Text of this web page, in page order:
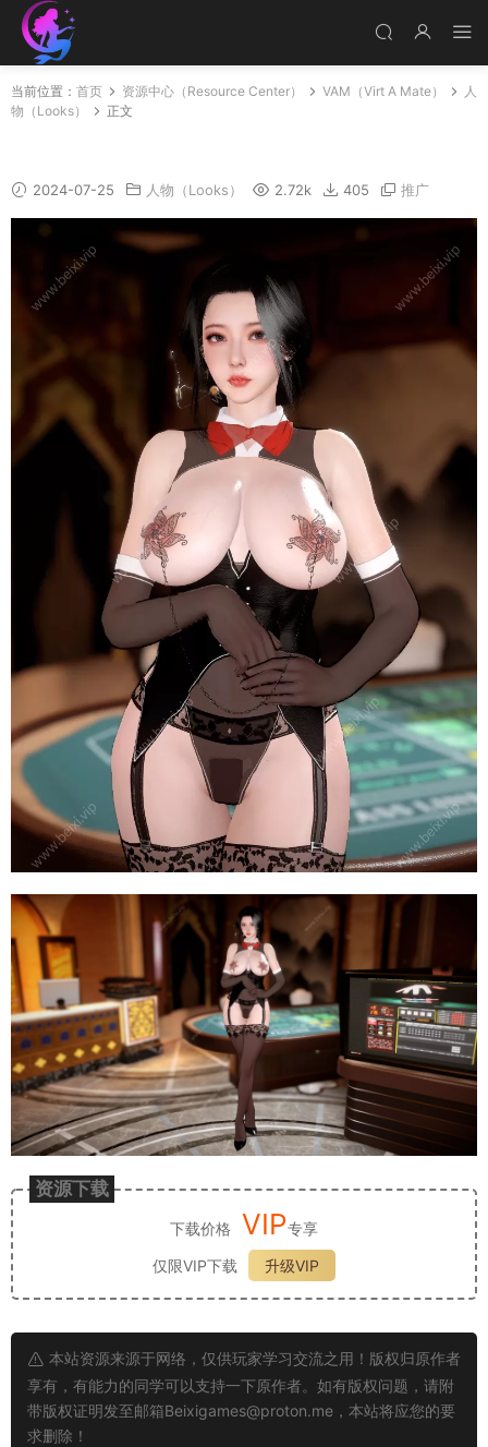
当前位置： 首页 资源中心（Resource Center） VAM（Virt A Mate）
人
物（Looks）
正文
2024-07-25 人物（Looks） 2.72k 405 推广
资源下载
下载价格 VIP专享
仅限VIP下载
升级VIP
本站资源来源于网络，仅供玩家学习交流之用！版权归原作者
享有，有能力的同学可以支持一下原作者。如有版权问题，请附
带版权证明发至邮箱Beixigames@proton.me ，本站将应您的要
求删除！